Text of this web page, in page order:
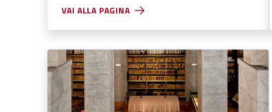
VAI ALLA PAGINA